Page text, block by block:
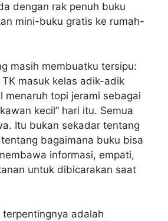
dengan rak penuh buku
mini-buku gratis ke rumah-
masih membuatku tersipu:
masuk kelas adik-adik
menaruh topi jerami sebagai
kecil” hari itu. Semua
Itu bukan sekadar tentang
bagaimana buku bisa
informasi, empati,
untuk dibicarakan saat
adalah